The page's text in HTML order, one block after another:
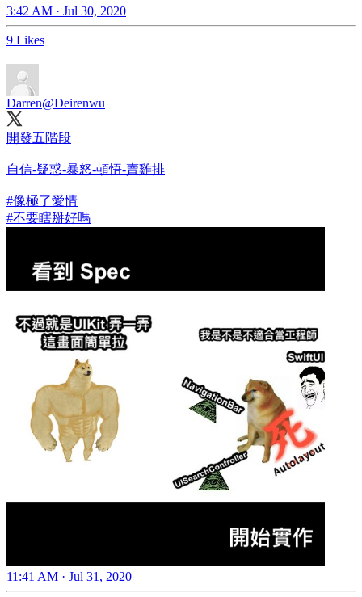
3:42 AM · Jul 30, 2020
9 Likes
Darren@Deirenwu
開發五階段
自信-疑惑-暴怒-頓悟-賣雞排
#像極了愛情
#不要瞎掰好嗎
11:41 AM · Jul 31, 2020